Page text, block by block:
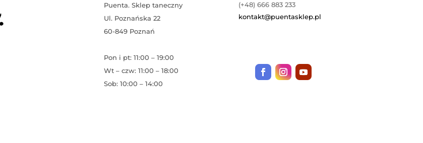
Puenta. Sklep taneczny
Ul. Poznańska 22
60-849 Poznań
Pon i pt: 11:00 – 19:00
Wt – czw: 11:00 – 18:00
Sob: 10:00 – 14:00
(+48) 666 883 233
kontakt@puentasklep.pl